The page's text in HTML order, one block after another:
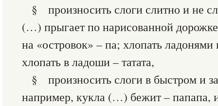
§ произносить слоги слитно и не
(…) прыгает по нарисованной
на «островок» – па; хлопать ладонями
хлопать в ладоши – татата,
§ произносить слоги в быстром и
например, кукла (…) бежит – папапа,